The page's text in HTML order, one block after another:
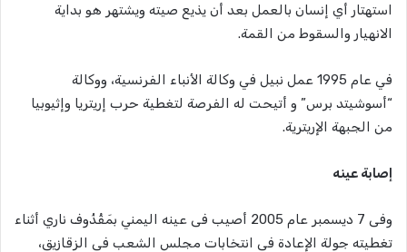
استهتار أي إنسان بالعمل بعد أن يذيع صيته ويشتهر هو بداية
الانهيار والسقوط من القمة.
في عام 1995 عمل نبيل في وكالة الأنباء الفرنسية، ووكالة
“أسوشيتد برس” و أتيحت له الفرصة لتغطية حرب إريتريا وإثيوبيا
من الجبهة الإريترية.
إصابة عينه
وفى 7 ديسمبر عام 2005 أصيب فى عينه اليمني بمَقْذُوف ناري أثناء
تغطيته جولة الإعادة فى انتخابات مجلس الشعب فى الزقازيق،